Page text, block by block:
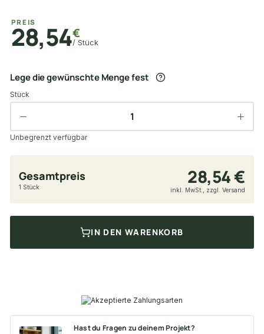
PREIS
28,54€
/ Stück
Lege die gewünschte Menge fest
Stück
Unbegrenzt verfügbar
Gesamtpreis 28,54 €
1 Stück inkl. MwSt., zzgl. Versand
IN DEN WARENKORB
Hast du Fragen zu deinem Projekt?